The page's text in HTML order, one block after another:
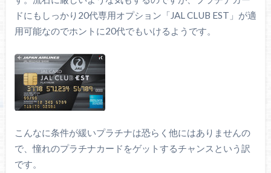
ドにもしっかり20代専用オプション「JAL CLUB EST」が適
用可能なのでホントに20代でもいけるようです。
こんなに条件が緩いプラチナは恐らく他にはありませんの
で、憧れのプラチナカードをゲットするチャンスという訳
です。